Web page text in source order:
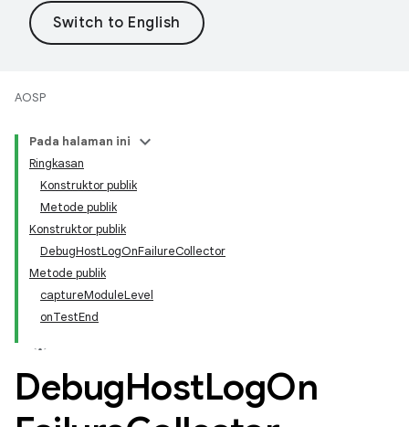
AOSP
Pada halaman ini
Ringkasan
Konstruktor publik
Metode publik
Konstruktor publik
DebugHostLogOnFailureCollector
Metode publik
captureModuleLevel
onTestEnd
DebugHostLogOn